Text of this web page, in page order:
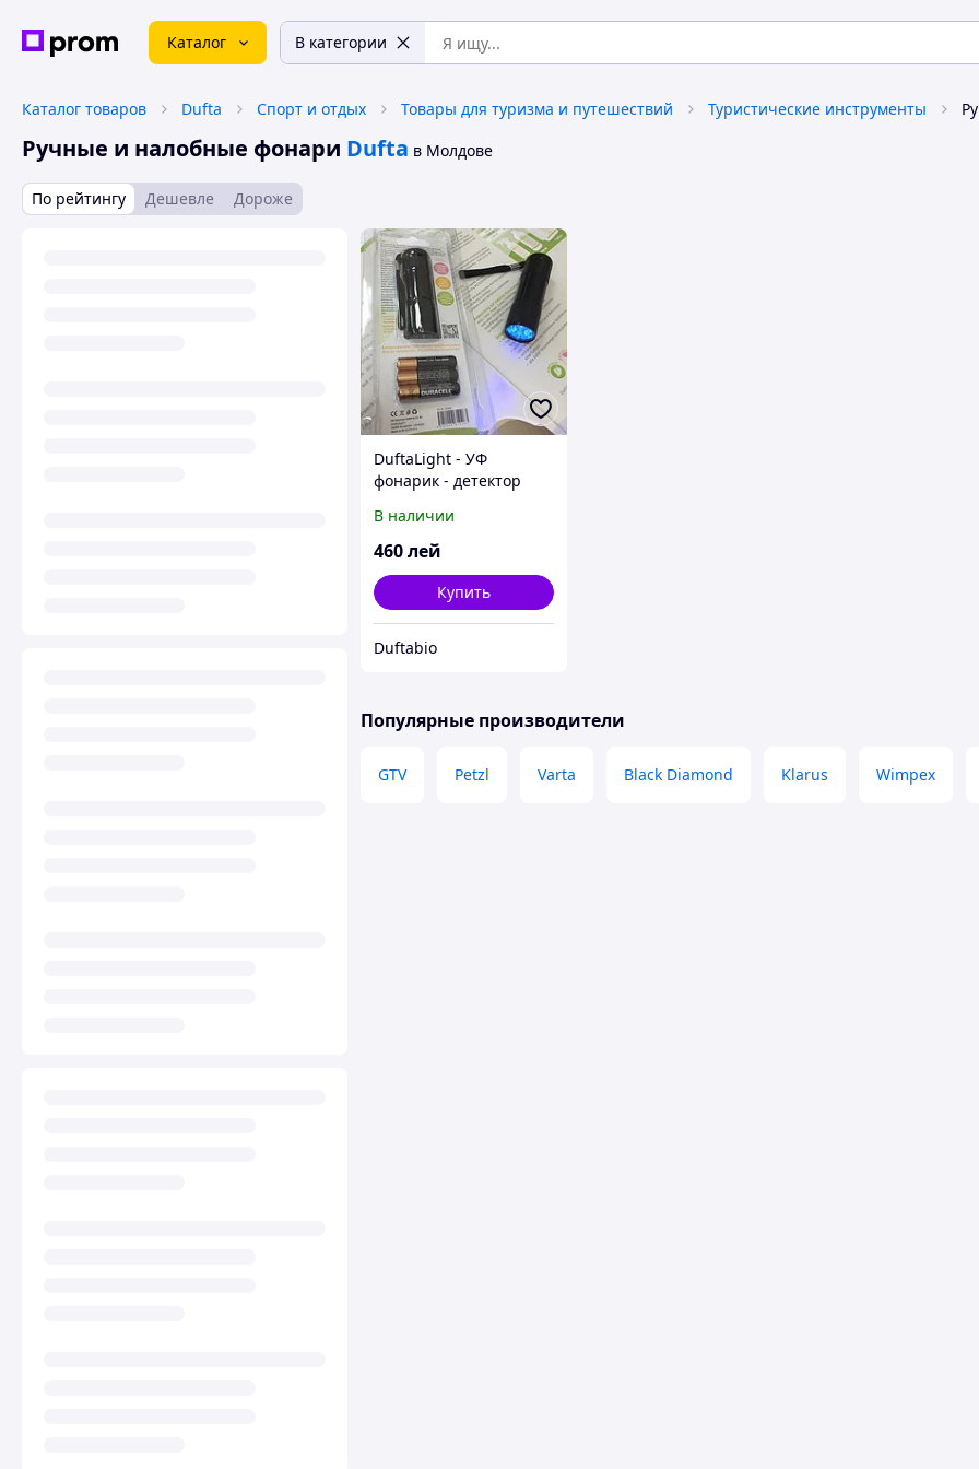
Каталог В категории
Каталог товаров Dufta Спорт и отдых Товары для туризма и путешествий Туристические инструменты
Ручные и налобные фонари Dufta в Молдове
По рейтингу Дешевле Дороже
DuftaLight - УФ
фонарик - детектор
В наличии
460лей
Купить
Duftabio
Популярные производители
GTV Petzl Varta Black Diamond Klarus Wimpex